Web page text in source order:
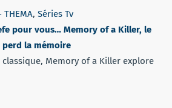
THEMA, Séries Tv
pour vous… Memory of a Killer, le
la mémoire
Memory of a Killer explore